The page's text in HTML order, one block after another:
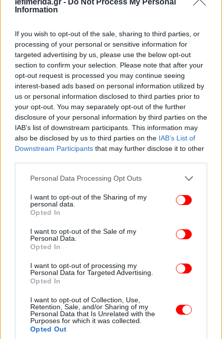
Information
If you wish to opt-out of the sale, sharing to third parties, or
processing of your personal or sensitive information for
targeted advertising by us, please use the below opt-out
section to confirm your selection. Please note that after your
opt-out request is processed you may continue seeing
interest-based ads based on personal information utilized by
us or personal information disclosed to third parties prior to
your opt-out. You may separately opt-out of the further
disclosure of your personal information by third parties on the
IAB’s list of downstream participants. This information may
also be disclosed by us to third parties on the IAB’s List of
Downstream Participants that may further disclose it to other
Please note that this website/app uses one or more Google
not limited to your visit or usage behaviour. You may click to
grant or deny consent to Google and its third-party tags to
use your data for below specified purposes in below Google
consent section.
Personal Data Processing Opt Outs
I want to opt-out of the Sharing of my
personal data.
Opted In
I want to opt-out of the Sale of my
Personal Data.
Opted In
I want to opt-out of processing my
Personal Data for Targeted Advertising.
Opted In
I want to opt-out of Collection, Use,
Retention, Sale, and/or Sharing of my
Personal Data that Is Unrelated with the
Purposes for which it was collected.
Opted Out
εκμεταλλεύσεις. Σε ένα πλαίσιο συνεργασίας και
Περιφέρειες, οι οποίες συστήνουν τις επιτροπές
κρατικής αρωγής, προωθείται η διαδικασία
εκτίμησης των ζημιών στις επιχειρήσεις και στις
αγροτικές εκμεταλλεύσεις, ώστε -αφού
ολοκληρωθεί η εκτιμητική διαδικασία- να
χορηγηθεί και το τελικό ποσό της επιχορήγησης,
λαμβάνοντας υπόψη όλα τα σχετικά δεδομένα.
Τέλος, όσον αφορά τις αγροτικές εκμεταλλεύσεις,
και εφόσον κριθεί απαραίτητο, θα ενεργοποιηθεί το
σχήμα επιχορήγησης επί των φυτικών μέσων
παραγωγής από την κρατική αρωγή, σε ένα πλαίσιο
συνεργασίας με τα συναρμόδια υπουργεία και τον
ΕΛΓΑ.
7. Αποζημιώσεις για τις πρώτες ανάγκες των
νοικοκυριών και για οικοσκευή